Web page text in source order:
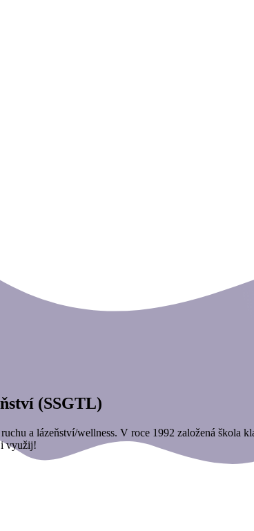
(SSGTL)
a lázeňství/wellness. V roce 1992 založená škola
využij!